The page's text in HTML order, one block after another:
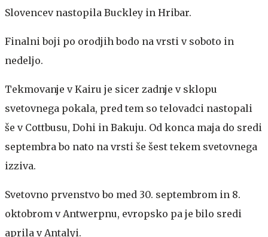
Slovencev nastopila Buckley in Hribar.
Finalni boji po orodjih bodo na vrsti v soboto in
nedeljo.
Tekmovanje v Kairu je sicer zadnje v sklopu
svetovnega pokala, pred tem so telovadci nastopali
še v Cottbusu, Dohi in Bakuju. Od konca maja do sredi
septembra bo nato na vrsti še šest tekem svetovnega
izziva.
Svetovno prvenstvo bo med 30. septembrom in 8.
oktobrom v Antwerpnu, evropsko pa je bilo sredi
aprila v Antalyi.